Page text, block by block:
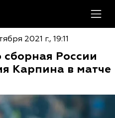
2021 г., 19:11
сборная России
Карпина в матче